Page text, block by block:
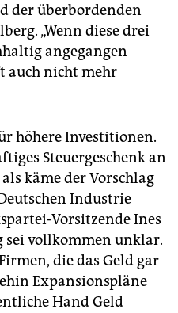
der überbordenden
„Wenn diese drei
angegangen
auch nicht mehr
höhere Investitionen.
Steuergeschenk an
käme der Vorschlag
Industrie
Vorsitzende Ines
sei vollkommen unklar.
die das Geld gar
Expansionspläne
Hand Geld